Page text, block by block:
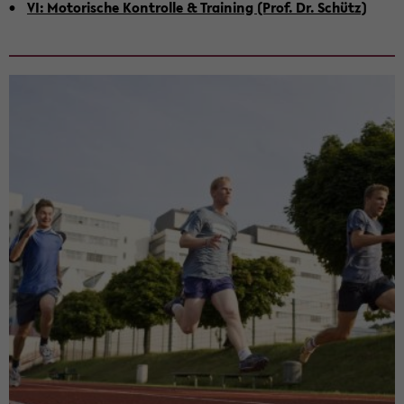
VI: Mo­to­ri­sche Kon­trol­le & Trai­ning (Prof. Dr. Schütz)